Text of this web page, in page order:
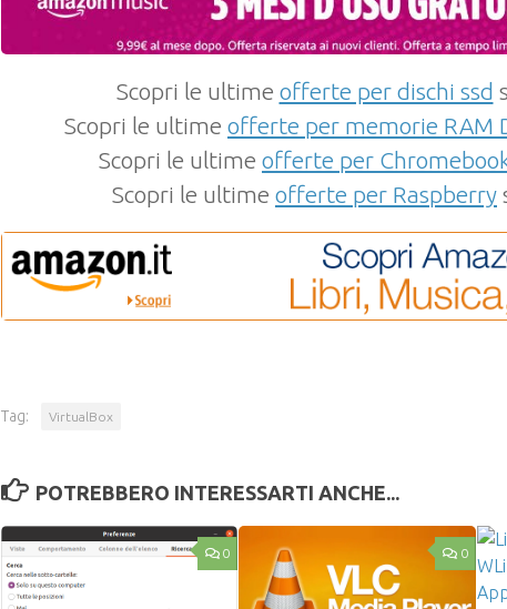
Scopri le ultime offerte per dischi ssd
Scopri le ultime offerte per memorie RAM
Scopri le ultime offerte per
Scopri le ultime offerte per Raspberry
Tag: VirtualBox
POTREBBERO INTERESSARTI ANCHE...
0 0